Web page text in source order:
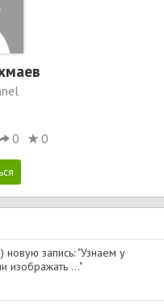
0 0
новую запись: "Узнаем у
изображать ..."